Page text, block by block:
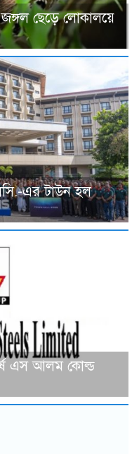
ছেড়ে লোকালয়ে
এর টাউন হল
এস আলম কোল্ড